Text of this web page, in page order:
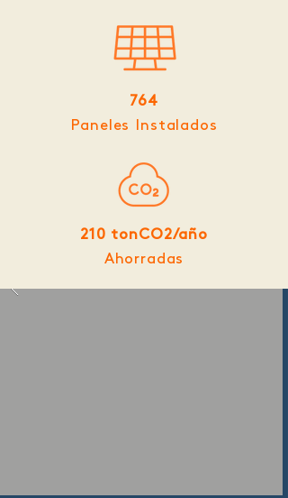
764
Paneles Instalados
210 tonCO2/año
Ahorradas